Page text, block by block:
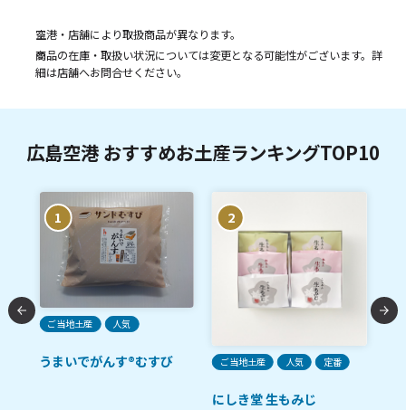
空港・店舗により取扱商品が異なります。
商品の在庫・取扱い状況については変更となる可能性がございます。詳
細は店舗へお問合せください。
広島空港 おすすめお土産ランキングTOP10
1
ご当地土産 人気
うまいでがんす®むすび
2
ご当地土産 人気 定番
にしき堂 生もみじ